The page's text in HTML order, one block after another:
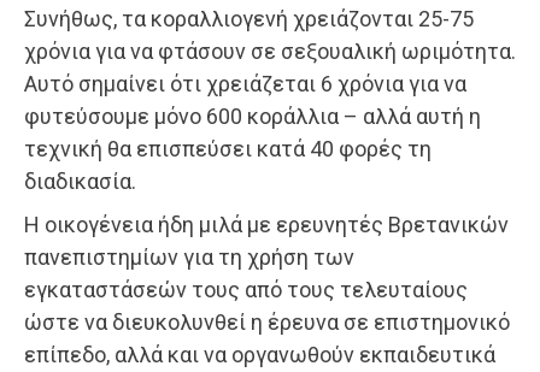
Συνήθως, τα κοραλλιογενή χρειάζονται 25-75
χρόνια για να φτάσουν σε σεξουαλική ωριμότητα.
Αυτό σημαίνει ότι χρειάζεται 6 χρόνια για να
φυτεύσουμε μόνο 600 κοράλλια – αλλά αυτή η
τεχνική θα επισπεύσει κατά 40 φορές τη
διαδικασία.
Η οικογένεια ήδη μιλά με ερευνητές Βρετανικών
πανεπιστημίων για τη χρήση των
εγκαταστάσεών τους από τους τελευταίους
ώστε να διευκολυνθεί η έρευνα σε επιστημονικό
επίπεδο, αλλά και να οργανωθούν εκπαιδευτικά